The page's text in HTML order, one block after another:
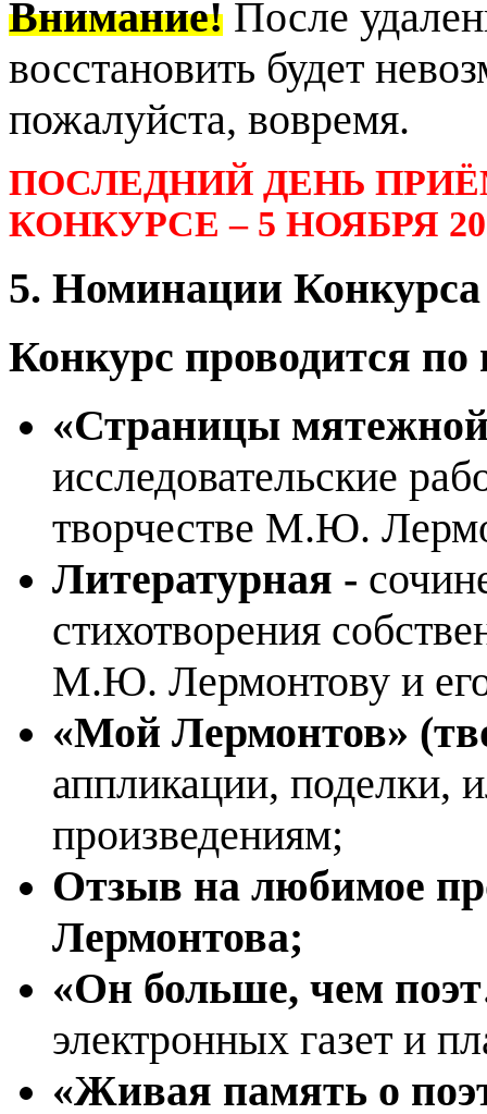
Внимание! После
восстановить будет
пожалуйста, вовремя.
ПОСЛЕДНИЙ ДЕНЬ
КОНКУРСЕ – 5 НОЯБРЯ
5. Номинации Конкурса
Конкурс проводится
«Страницы
исследовательские
творчестве М.Ю.
Литературная -
стихотворения
М.Ю. Лермонтову и
«Мой Лермонтов»
аппликации, поделки,
произведениям;
Отзыв на любимое
Лермонтова;
«Он больше, чем
электронных газет и
«Живая память о